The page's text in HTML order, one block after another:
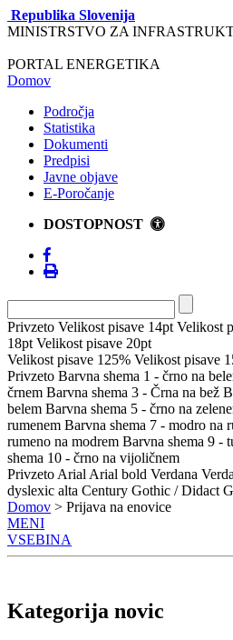
Republika Slovenija
MINISTRSTVO ZA
PORTAL ENERGETIKA
Domov
Področja
Statistika
Dokumenti
Predpisi
Javne objave
E-Poročanje
DOSTOPNOST
Privzeto Velikost pisave 14pt Velikost
18pt Velikost pisave 20pt
Velikost pisave 125% Velikost pisave
Privzeto Barvna shema 1 - črno na
črnem Barvna shema 3 - Črna na bež
belem Barvna shema 5 - črno na
rumenem Barvna shema 7 - modro na
rumeno na modrem Barvna shema 9 -
shema 10 - črno na vijoličnem
Privzeto Arial Arial bold Verdana
dyslexic alta Century Gothic / Didact
Domov > Prijava na enovice
MENI
VSEBINA
Kategorija novic